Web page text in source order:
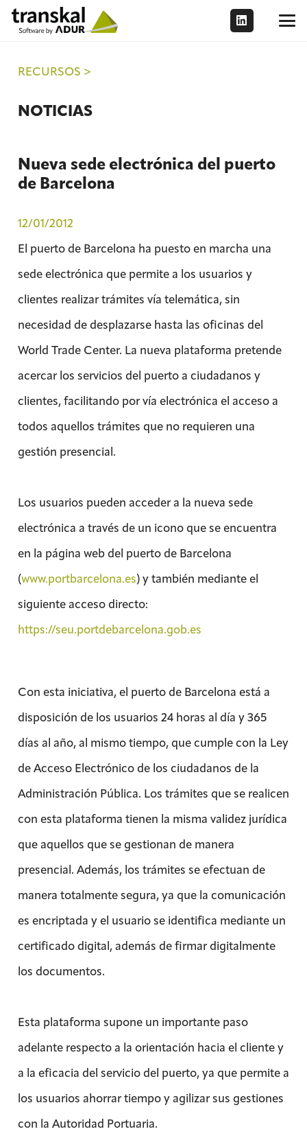
RECURSOS >
NOTICIAS
Nueva sede electrónica del puerto
de Barcelona
12/01/2012
El puerto de Barcelona ha puesto en marcha una
sede electrónica que permite a los usuarios y
clientes realizar trámites vía telemática, sin
necesidad de desplazarse hasta las oficinas del
World Trade Center. La nueva plataforma pretende
acercar los servicios del puerto a ciudadanos y
clientes, facilitando por vía electrónica el acceso a
todos aquellos trámites que no requieren una
gestión presencial.
Los usuarios pueden acceder a la nueva sede
electrónica a través de un icono que se encuentra
en la página web del puerto de Barcelona
(www.portbarcelona.es) y también mediante el
siguiente acceso directo:
https://seu.portdebarcelona.gob.es
Con esta iniciativa, el puerto de Barcelona está a
disposición de los usuarios 24 horas al día y 365
días al año, al mismo tiempo, que cumple con la Ley
de Acceso Electrónico de los ciudadanos de la
Administración Pública. Los trámites que se realicen
con esta plataforma tienen la misma validez jurídica
que aquellos que se gestionan de manera
presencial. Además, los trámites se efectuan de
manera totalmente segura, ya que la comunicación
es encriptada y el usuario se identifica mediante un
certificado digital, además de firmar digitalmente
los documentos.
Esta plataforma supone un importante paso
adelante respecto a la orientación hacia el cliente y
a la eficacia del servicio del puerto, ya que permite a
los usuarios ahorrar tiempo y agilizar sus gestiones
con la Autoridad Portuaria.